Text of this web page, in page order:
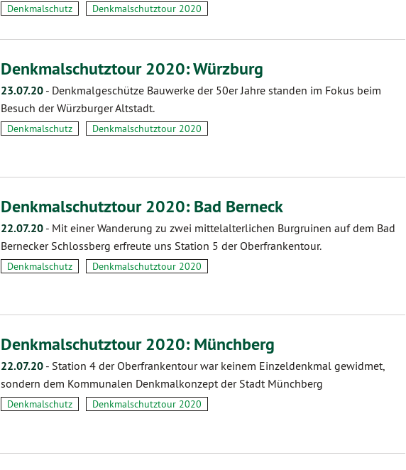
Denkmalschutz Denkmalschutztour 2020
Denkmalschutztour 2020: Würzburg
23.07.20 - Denkmalgeschütze Bauwerke der 50er Jahre standen im Fokus beim
Besuch der Würzburger Altstadt.
Denkmalschutz Denkmalschutztour 2020
Denkmalschutztour 2020: Bad Berneck
22.07.20 - Mit einer Wanderung zu zwei mittelalterlichen Burgruinen auf dem Bad
Bernecker Schlossberg erfreute uns Station 5 der Oberfrankentour.
Denkmalschutz Denkmalschutztour 2020
Denkmalschutztour 2020: Münchberg
22.07.20 - Station 4 der Oberfrankentour war keinem Einzeldenkmal gewidmet,
sondern dem Kommunalen Denkmalkonzept der Stadt Münchberg
Denkmalschutz Denkmalschutztour 2020